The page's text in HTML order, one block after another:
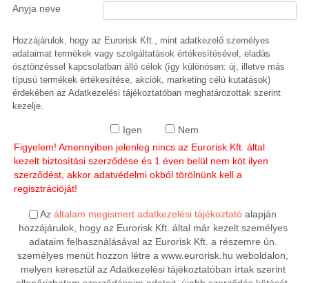
Anyja neve
Hozzájárulok, hogy az Eurorisk Kft., mint adatkezelő személyes
adataimat termékek vagy szolgáltatások értékesítésével, eladás
ösztönzéssel kapcsolatban álló célok (így különösen: új, illetve más
típusú termékek értékesítése, akciók, marketing célú kutatások)
érdekében az Adatkezelési tájékoztatóban meghatározottak szerint
kezelje.
Igen
Nem
Figyelem! Amennyiben jelenleg nincs az Eurorisk Kft. által
kezelt biztosítási szerződése és 1 éven belül nem köt ilyen
szerződést, akkor adatvédelmi okból törölnünk kell a
regisztrációját!
Az általam megismert adatkezelési tájékoztató alapján
hozzájárulok, hogy az Eurorisk Kft. által már kezelt személyes
adataim felhasználásával az Eurorisk Kft. a részemre ún.
személyes menüt hozzon létre a www.eurorisk.hu weboldalon,
melyen keresztül az Adatkezelési tájékoztatóban írtak szerint